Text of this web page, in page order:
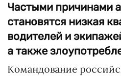
Частыми причинами
становятся низкая
водителей и
а также
Командование